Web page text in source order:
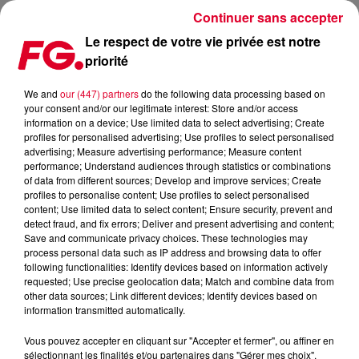
LE TEMPS EST BON, D’APRÈS BON ENTENDEUR…
Publié : 12 novembre 2018 à 10h59 par La rédaction
Le respect de votre vie privée est notre
priorité
We and our (447) partnersdo the following data processing based on
your consent and/or our legitimate interest: Store and/or access
information on a device; Use limited data to select advertising; Create
profiles for personalised advertising; Use profiles to select personalised
advertising; Measure advertising performance; Measure content
performance; Understand audiences through statistics or combinations
of data from different sources; Develop and improve services; Create
profiles to personalise content; Use profiles to select personalised
content; Use limited data to select content; Ensure security, prevent and
detect fraud, and fix errors; Deliver and present advertising and content;
Save and communicate privacy choices. These technologies may
process personal data such as IP address and browsing data to offer
following functionalities: Identify devices based on information actively
requested; Use precise geolocation data; Match and combine data from
other data sources; Link different devices; Identify devices based on
information transmitted automatically.
Vous pouvez accepter en cliquant sur "Accepter et fermer", ou affiner en
sélectionnant les finalités et/ou partenaires dans "Gérer mes choix".
Continuer sans accepter